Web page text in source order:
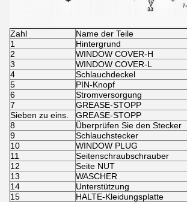
Zahl Name der Teile
1
Hintergrund
2
WINDOW COVER-H
3
WINDOW COVER-L
4
Schlauchdeckel
5
PIN-Knopf
6
Stromversorgung
7
GREASE-STOPP
Sieben zu eins.
GREASE-STOPP
8
Überprüfen Sie den Stecker
9
Schlauchstecker
10
WINDOW PLUG
11
Seitenschraubschrauber
12
Seite NUT
13
WASCHER
14
Unterstützung
15
HALTE-Kleidungsplatte